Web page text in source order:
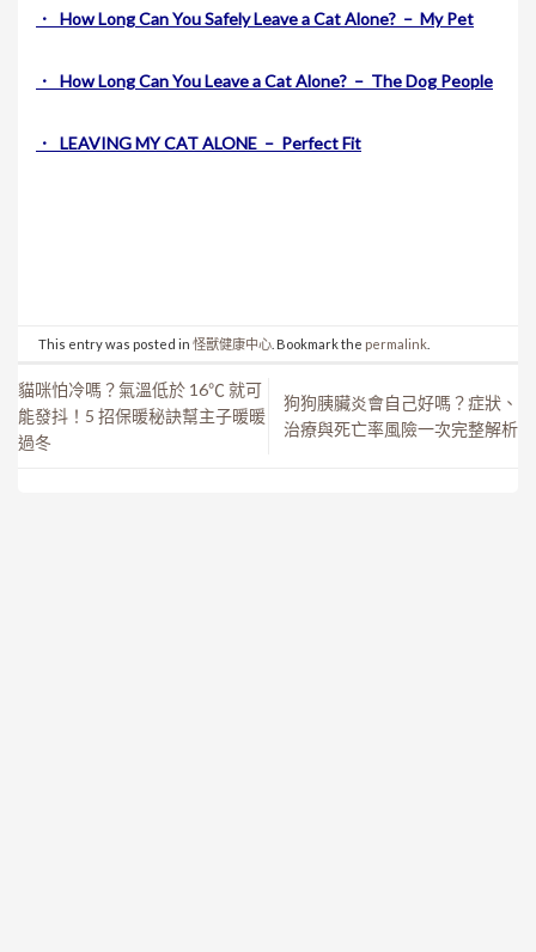
． How Long Can You Safely Leave a Cat Alone? – My Pet
． How Long Can You Leave a Cat Alone? – The Dog People
． LEAVING MY CAT ALONE – Perfect Fit
This entry was posted in 怪獸健康中心. Bookmark the permalink.
貓咪怕冷嗎？氣溫低於 16℃ 就可
能發抖！5 招保暖秘訣幫主子暖暖
過冬
狗狗胰臟炎會自己好嗎？症狀、
治療與死亡率風險一次完整解析